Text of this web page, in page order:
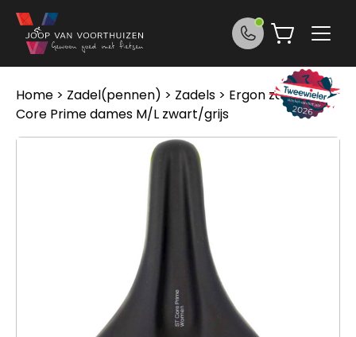
Ga naar de inhoud
Home > Zadel(pennen) > Zadels > Ergon zadel ST
Core Prime dames M/L zwart/grijs